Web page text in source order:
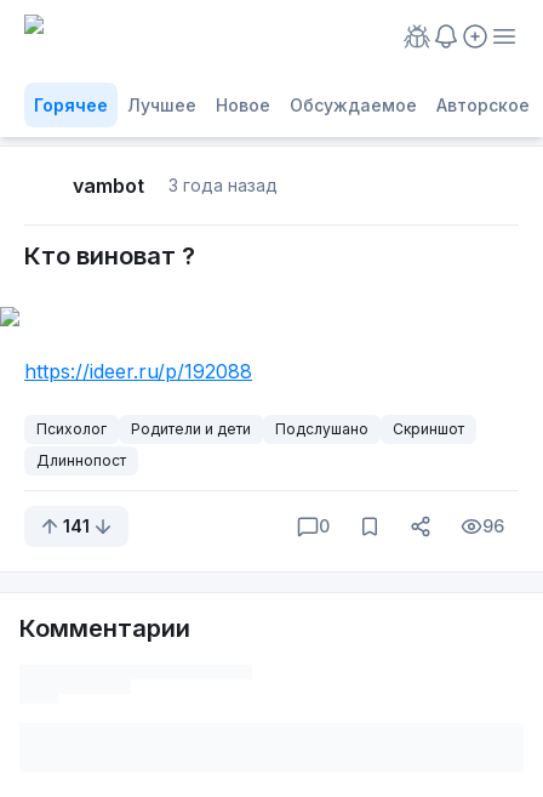
Горячее Лучшее Новое Обсуждаемое Авторское
vambot 3 года назад
Кто виноват ?
https://ideer.ru/p/192088
Психолог Родители и дети Подслушано
Скриншот
Длиннопост
141 0 96
Комментарии